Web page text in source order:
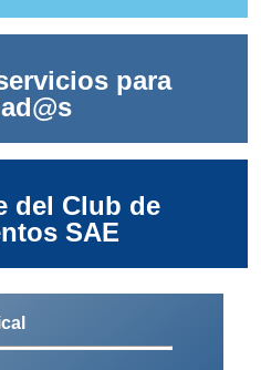
para
del Club de
SAE